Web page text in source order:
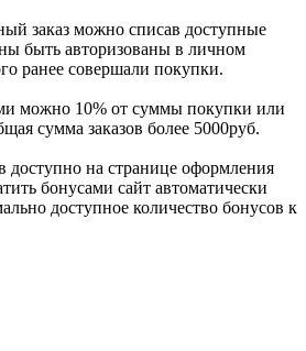
заказ можно списав доступные
быть авторизованы в личном
ранее совершали покупки.
можно 10% от суммы покупки или
сумма заказов более 5000руб.
доступно на странице оформления
бонусами сайт автоматически
доступное количество бонусов к